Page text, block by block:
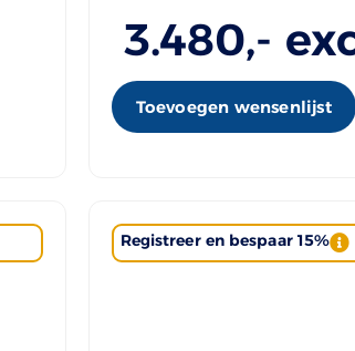
3.480,-
Toevoegen wensenlijst
Registreer en bespaar 15%